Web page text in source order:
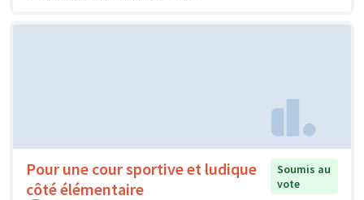
Pour une cour sportive et ludique
côté élémentaire
Soumis au
vote